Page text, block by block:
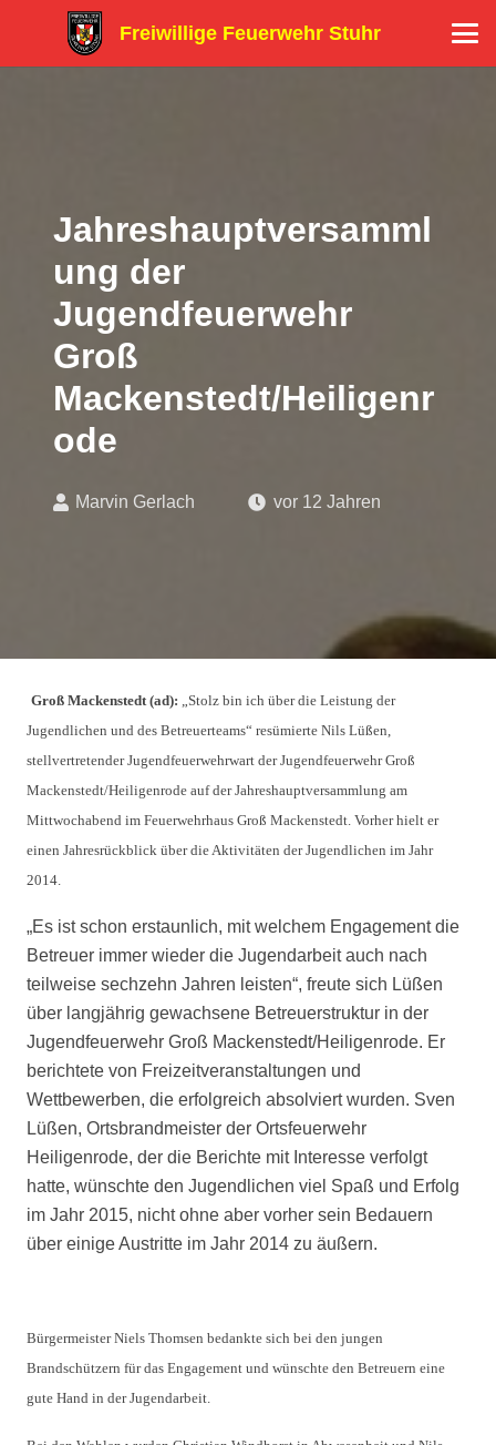
Freiwillige Feuerwehr Stuhr
Jahreshauptversamml
ung der
Jugendfeuerwehr
Groß
Mackenstedt/Heiligenr
ode
Marvin Gerlach vor 12 Jahren
Groß Mackenstedt (ad):
„Stolz bin ich über die Leistung der
Jugendlichen und des Betreuerteams“ resümierte Nils Lüßen,
stellvertretender Jugendfeuerwehrwart der Jugendfeuerwehr Groß
Mackenstedt/Heiligenrode auf der Jahreshauptversammlung am
Mittwochabend im Feuerwehrhaus Groß Mackenstedt. Vorher hielt er
einen Jahresrückblick über die Aktivitäten der Jugendlichen im Jahr
2014.
„Es ist schon erstaunlich, mit welchem Engagement die
Betreuer immer wieder die Jugendarbeit auch nach
teilweise sechzehn Jahren leisten“, freute sich Lüßen
über langjährig gewachsene Betreuerstruktur in der
Jugendfeuerwehr Groß Mackenstedt/Heiligenrode. Er
berichtete von Freizeitveranstaltungen und
Wettbewerben, die erfolgreich absolviert wurden. Sven
Lüßen, Ortsbrandmeister der Ortsfeuerwehr
Heiligenrode, der die Berichte mit Interesse verfolgt
hatte, wünschte den Jugendlichen viel Spaß und Erfolg
im Jahr 2015, nicht ohne aber vorher sein Bedauern
über einige Austritte im Jahr 2014 zu äußern.
Bürgermeister Niels Thomsen bedankte sich bei den jungen
Brandschützern für das Engagement und wünschte den Betreuern eine
gute Hand in der Jugendarbeit.